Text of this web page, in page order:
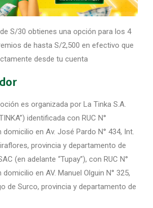
S/30 obtienes una opción para los 4
de hasta S/2,500 en efectivo que
desde tu cuenta
es organizada por La Tinka S.A.
identificada con RUC N°
domicilio en Av. José Pardo N° 434, Int.
provincia y departamento de
(en adelante “Tupay”), con RUC N°
en AV. Manuel Olguin N° 325,
de Surco, provincia y departamento de